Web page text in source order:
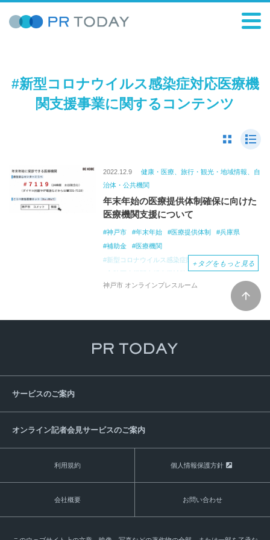
#新型コロナウイルス感染症対応医療機
関支援事業に関するコンテンツ
2022.12.9
健康・医療、旅行・観光・地域情報、自
治体・公共機関
年末年始の医療提供体制確保に向けた
医療機関支援について
神戸市 年末年始 医療提供体制
兵庫県
補助金
医療機関
新型コロナウイルス感染症陽性患者
入院医療機関支援事業補助金
陽性確定
新型コロナウイルス感染症対応医療機関支援事業
＋ タグをもっと見る
神戸市 オンラインプレスルーム
サービスのご案内
オンライン記者会見サービスのご案内
利用規約 個人情報保護方針
会社概要 お問い合わせ